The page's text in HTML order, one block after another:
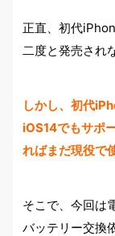
正直、初代
二度と発売され
しかし、初代
iOS14でもサポ
ればまだ現役で
そこで、今回は
バッテリー交換